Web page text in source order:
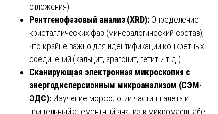
отложения).
Рентгенофазовый анализ (XRD): Определение
кристаллических фаз (минералогический состав),
что крайне важно для идентификации конкретных
соединений (кальцит, арагонит, гетит и т.д.).
Сканирующая электронная микроскопия с
энергодисперсионным микроанализом (СЭМ-
ЭДС): Изучение морфологии частиц налета и
прицельный элементный анализ в микромасштабе,